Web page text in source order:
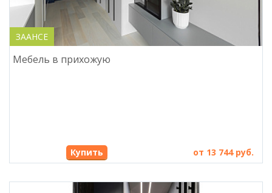
ЗААНСЕ
Мебель в прихожую
Купить от 13 744 руб.